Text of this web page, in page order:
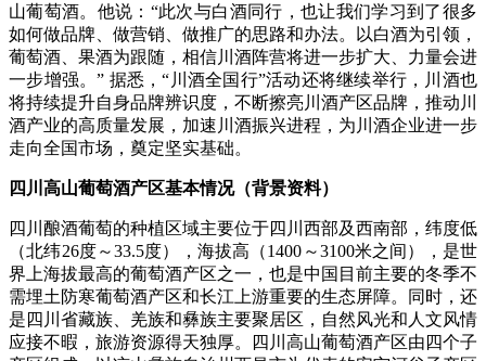
山葡萄酒。他说：“此次与白酒同行，也让我们学习到了很多
如何做品牌、做营销、做推广的思路和办法。以白酒为引领，
葡萄酒、果酒为跟随，相信川酒阵营将进一步扩大、力量会进
一步增强。” 据悉，“川酒全国行”活动还将继续举行，川酒也
将持续提升自身品牌辨识度，不断擦亮川酒产区品牌，推动川
酒产业的高质量发展，加速川酒振兴进程，为川酒企业进一步
走向全国市场，奠定坚实基础。
四川高山葡萄酒产区基本情况（背景资料）
四川酿酒葡萄的种植区域主要位于四川西部及西南部，纬度低
（北纬26度～33.5度），海拔高（1400～3100米之间），是世
界上海拔最高的葡萄酒产区之一，也是中国目前主要的冬季不
需埋土防寒葡萄酒产区和长江上游重要的生态屏障。同时，还
是四川省藏族、羌族和彝族主要聚居区，自然风光和人文风情
应接不暇，旅游资源得天独厚。四川高山葡萄酒产区由四个子